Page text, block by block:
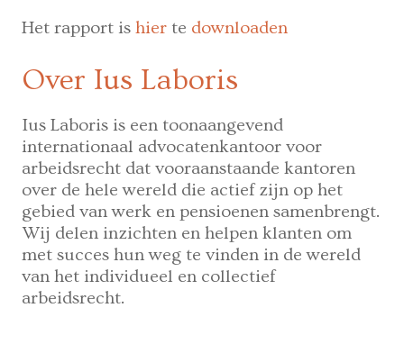
Het rapport ishier te downloaden
Over Ius Laboris
Ius Laboris is een toonaangevend
internationaal advocatenkantoor voor
arbeidsrecht dat vooraanstaande kantoren
over de hele wereld die actief zijn op het
gebied van werk en pensioenen samenbrengt.
Wij delen inzichten en helpen klanten om
met succes hun weg te vinden in de wereld
van het individueel en collectief
arbeidsrecht.